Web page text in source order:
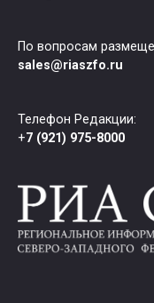
По вопросам
sales@riaszfo.ru
Телефон Редакции:
+7 (921) 975-8000